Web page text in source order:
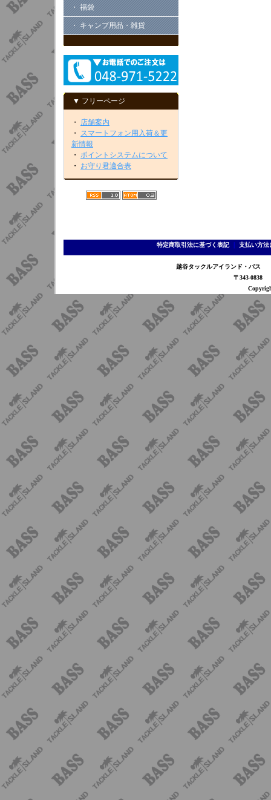
・ 福袋
・ キャンプ用品・雑貨
▼ フリーページ
・ 店舗案内
・ スマートフォン用入荷＆更
新情報
・ ポイントシステムについて
・ お守り君適合表
特定商取引法に基づく表記｜ 支払い方法
越谷タックルアイランド・バ
〒343-0838